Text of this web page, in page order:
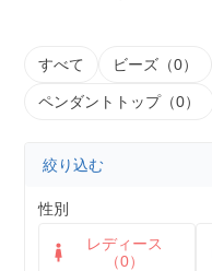
すべて ビーズ（0）
ペンダントトップ（0）
絞り込む
性別
レディース
（0）